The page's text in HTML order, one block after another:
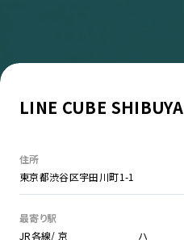
LINE CUBE SHIBUYA
住所
東京都渋谷区宇田川町1-1
最寄り駅
JR各線/ 京
ハ